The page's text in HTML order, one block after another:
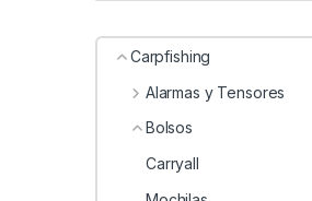
Carpfishing
Alarmas y Tensores
Bolsos
Carryall